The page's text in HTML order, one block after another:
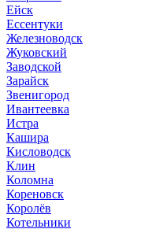
Ейск
Ессентуки
Железноводск
Жуковский
Заводской
Зарайск
Звенигород
Ивантеевка
Истра
Кашира
Кисловодск
Клин
Коломна
Кореновск
Королёв
Котельники